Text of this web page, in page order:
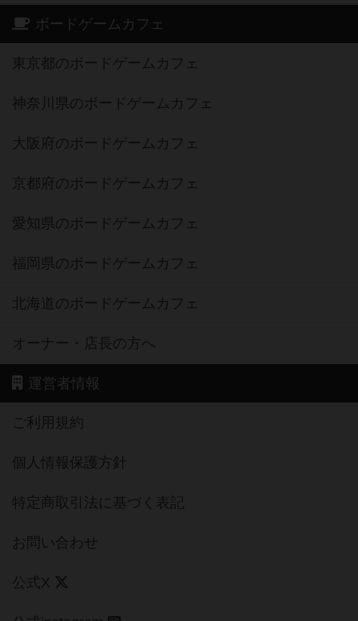
ボードゲームカフェ
東京都のボードゲームカフェ
神奈川県のボードゲームカフェ
大阪府のボードゲームカフェ
京都府のボードゲームカフェ
愛知県のボードゲームカフェ
福岡県のボードゲームカフェ
北海道のボードゲームカフェ
オーナー・店長の方へ
運営者情報
ご利用規約
個人情報保護方針
特定商取引法に基づく表記
お問い合わせ
公式X